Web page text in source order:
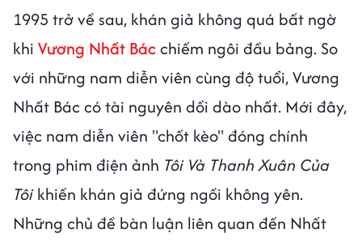
1995 trở về sau, khán giả không quá bất ngờ
khi Vương Nhất Bácchiếm ngôi đầu bảng. So
với những nam diễn viên cùng độ tuổi, Vương
Nhất Bác có tài nguyên dồi dào nhất. Mới đây,
việc nam diễn viên "chốt kèo" đóng chính
trong phim điện ảnh Tôi Và Thanh Xuân Của
Tôikhiến khán giả đứng ngồi không yên.
Những chủ đề bàn luận liên quan đến Nhất